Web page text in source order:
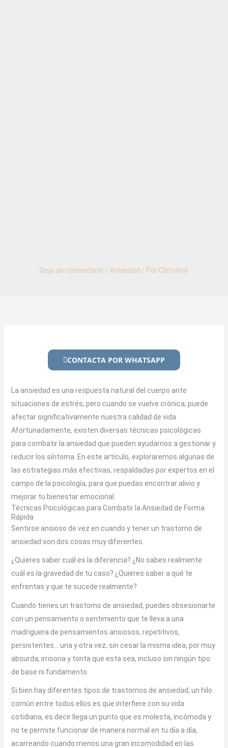
Deja un comentario / Ansiedad / Por Christine
CONTACTA POR WHATSAPP
La ansiedad es una respuesta natural del cuerpo ante
situaciones de estrés, pero cuando se vuelve crónica, puede
afectar significativamente nuestra calidad de vida.
Afortunadamente, existen diversas técnicas psicológicas
para combatir la ansiedad que pueden ayudarnos a gestionar y
reducir los síntoma. En este artículo, exploraremos algunas de
las estrategias más efectivas, respaldadas por expertos en el
campo de la psicología, para que puedas encontrar alivio y
mejorar tu bienestar emocional.
Técnicas Psicológicas para Combatir la Ansiedad de Forma
Rápida
Sentirse ansioso de vez en cuando y tener un trastorno de
ansiedad son dos cosas muy diferentes.
¿Quieres saber cuál es la diferencia? ¿No sabes realmente
cuál es la gravedad de tu caso? ¿Quieres saber a qué te
enfrentas y que te sucede realmente?
Cuando tienes un trastorno de ansiedad, puedes obsesionarte
con un pensamiento o sentimiento que te lleva a una
madriguera de pensamientos ansiosos, repetitivos,
persistentes… una y otra vez, sin cesar la misma idea, por muy
absurda, irrisoria y tonta que esta sea, incluso sin ningún tipo
de base ni fundamento.
Si bien hay diferentes tipos de trastornos de ansiedad, un hilo
común entre todos ellos es que interfiere con su vida
cotidiana, es decir llega un punto que es molesta, incómoda y
no te permite funcionar de manera normal en tu día a día,
acarreando cuando menos una gran incomodidad en las